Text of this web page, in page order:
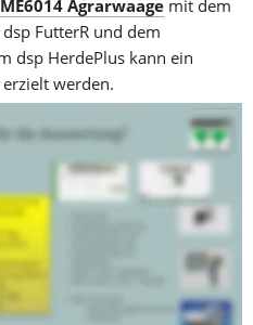
Agrarwaage mit dem
FutterR und dem
erzielt werden.
Datenabgleich
Waage bzw. dem
/ Futtermischwagen und
HerdePlus, mit den hier
sein. Besonders die
könnten somit laufend